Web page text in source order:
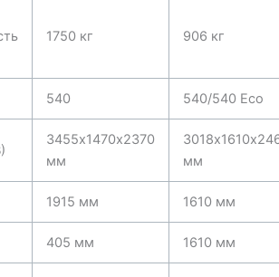
1750 кг 906 кг
540 540/540 Eco
3455х1470х2370
мм
мм
1915 мм 1610 мм
405 мм 1610 мм